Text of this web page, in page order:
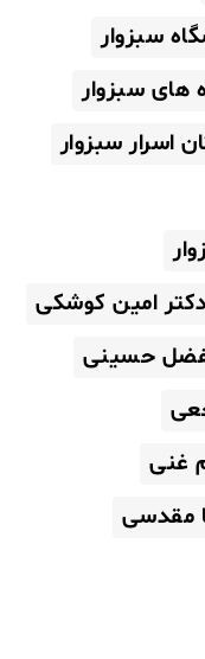
سبزوار
های سبزوار
اسرار سبزوار
دکتر امین کوشکی
حسینی
غنی
مقدسی